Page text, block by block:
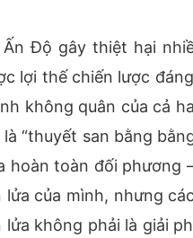
Ấn Độ gây thiệt hại
lợi thế chiến lược
không quân của cả
là “thuyết san bằng
hoàn toàn đối phương
lửa của mình, nhưng
lửa không phải là giải